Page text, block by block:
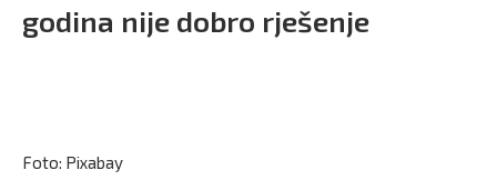
godina nije dobro rješenje
Foto: Pixabay